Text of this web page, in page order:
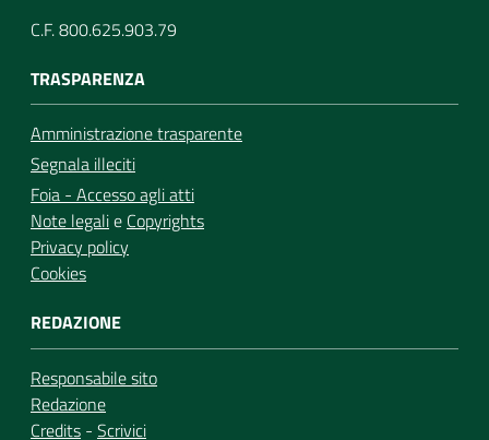
C.F. 800.625.903.79
TRASPARENZA
Amministrazione trasparente
Segnala illeciti
Foia - Accesso agli atti
Note legalie Copyrights
Privacy policy
Cookies
REDAZIONE
Responsabile sito
Redazione
Credits - Scrivici